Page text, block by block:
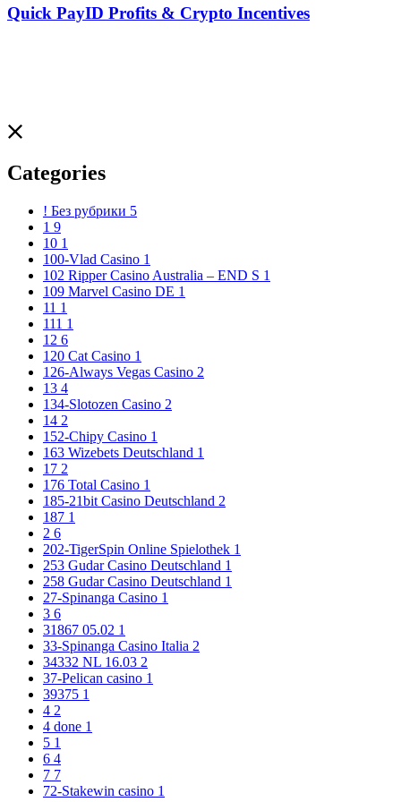
Quick PayID Profits & Crypto Incentives
Categories
! Без рубрики 5
1 9
10 1
100-Vlad Casino 1
102 Ripper Casino Australia – END S 1
109 Marvel Casino DE 1
11 1
111 1
12 6
120 Cat Casino 1
126-Always Vegas Casino 2
13 4
134-Slotozen Casino 2
14 2
152-Chipy Casino 1
163 Wizebets Deutschland 1
17 2
176 Total Casino 1
185-21bit Casino Deutschland 2
187 1
2 6
202-TigerSpin Online Spielothek 1
253 Gudar Casino Deutschland 1
258 Gudar Casino Deutschland 1
27-Spinanga Casino 1
3 6
31867 05.02 1
33-Spinanga Casino Italia 2
34332 NL 16.03 2
37-Pelican casino 1
39375 1
4 2
4 done 1
5 1
6 4
7 7
72-Stakewin casino 1